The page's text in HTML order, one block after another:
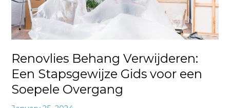
Renovlies Behang Verwijderen:
Een Stapsgewijze Gids voor een
Soepele Overgang
Soepele
Overgang